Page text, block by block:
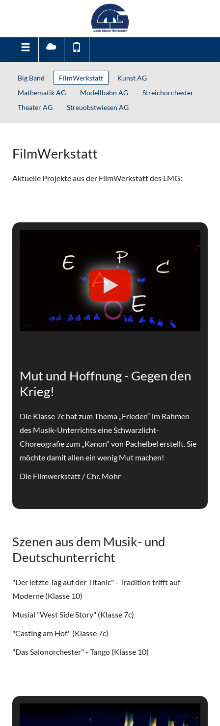
Big Band FilmWerkstatt
Kunst AG
Mathematik AG
Modellbahn AG
Streichorchester
Theater AG
Streuobstwiesen AG
FilmWerkstatt
Aktuelle Projekte aus der FilmWerkstatt des LMG:
Mut und Hoffnung - Gegen den
Krieg!
Die Klasse 7c hat zum Thema „Frieden“ im Rahmen
des Musik-Unterrichts eine Schwarzlicht-
Choreografie zum „Kanon“ von Pachelbel erstellt. Sie
möchte damit allen ein wenig Mut machen!
Die Filmwerkstatt / Chr. Mohr
Szenen aus dem Musik- und
Deutschunterricht
"Der letzte Tag auf der Titanic" - Tradition trifft auf
Moderne (Klasse 10)
Musial "West Side Story" (Klasse 7c)
"Casting am Hof" (Klasse 7c)
"Das Salonorchester" - Tango (Klasse 10)